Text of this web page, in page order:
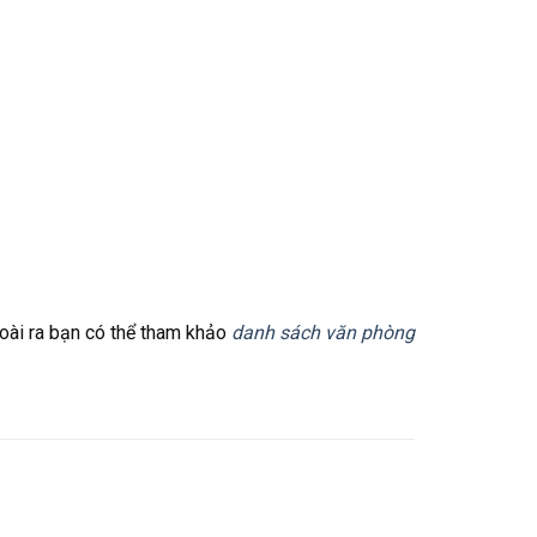
ra bạn có thể tham khảo danh sách văn phòng